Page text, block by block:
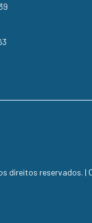
direitos reservados. |